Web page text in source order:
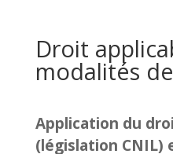
Droit
modalités
Application du
(législation CNIL)